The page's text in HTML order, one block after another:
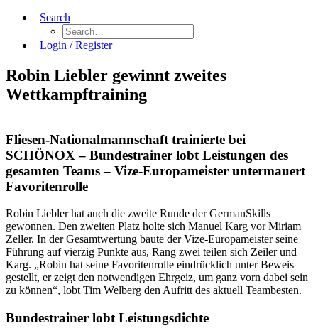
Search
Login / Register
Robin Liebler gewinnt zweites
Wettkampftraining
Fliesen-Nationalmannschaft trainierte bei
SCHÖNOX – Bundestrainer lobt Leistungen des
gesamten Teams – Vize-Europameister untermauert
Favoritenrolle
Robin Liebler hat auch die zweite Runde der GermanSkills
gewonnen. Den zweiten Platz holte sich Manuel Karg vor Miriam
Zeller. In der Gesamtwertung baute der Vize-Europameister seine
Führung auf vierzig Punkte aus, Rang zwei teilen sich Zeiler und
Karg. „Robin hat seine Favoritenrolle eindrücklich unter Beweis
gestellt, er zeigt den notwendigen Ehrgeiz, um ganz vorn dabei sein
zu können“, lobt Tim Welberg den Aufritt des aktuell Teambesten.
Bundestrainer lobt Leistungsdichte